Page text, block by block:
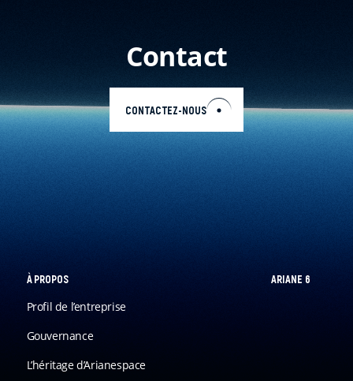
Contact
CONTACTEZ-NOUS
À PROPOS
Profil de l’entreprise
Gouvernance
L’héritage d’Arianespace
ARIANE 6